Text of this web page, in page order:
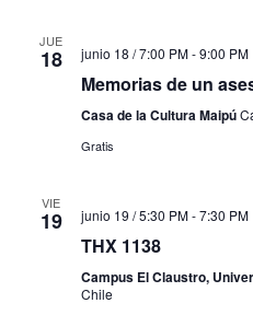
JUE
18 junio 18 / 7:00 PM-9:00 PM
Memorias de un
Casa de la Cultura Maipú
Gratis
VIE
19 junio 19 / 5:30 PM-7:30 PM
THX 1138
Campus El Claustro,
Chile